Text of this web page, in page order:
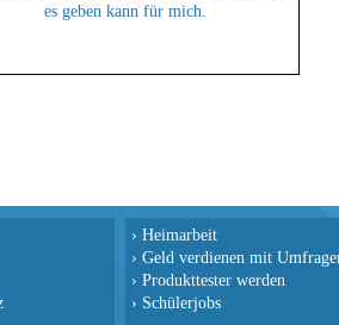
es geben kann für mich.
› Heimarbeit
› Geld verdienen mit
› Produkttester werden
› Schülerjobs